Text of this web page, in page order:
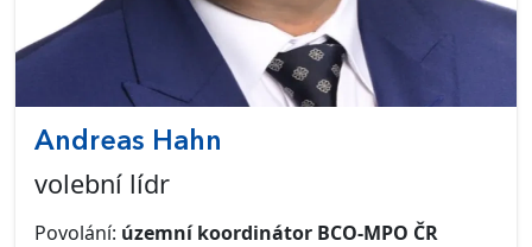
Andreas Hahn
volební lídr
Povolání: územní koordinátor BCO-MPO ČR